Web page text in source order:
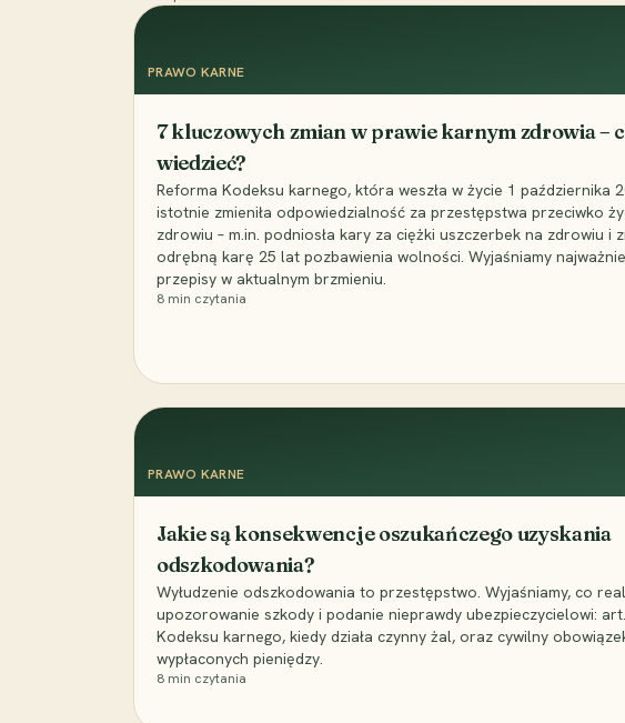
PRAWO KARNE
7 kluczowych zmian w prawie karnym zdrowia –
wiedzieć?
Reforma Kodeksu karnego, która weszła w życie 1 października
istotnie zmieniła odpowiedzialność za przestępstwa przeciwko
zdrowiu – m.in. podniosła kary za ciężki uszczerbek na zdrowiu i
odrębną karę 25 lat pozbawienia wolności. Wyjaśniamy
przepisy w aktualnym brzmieniu.
8 min czytania
PRAWO KARNE
Jakie są konsekwencje oszukańczego uzyskania
odszkodowania?
Wyłudzenie odszkodowania to przestępstwo. Wyjaśniamy, co
upozorowanie szkody i podanie nieprawdy ubezpieczycielowi:
Kodeksu karnego, kiedy działa czynny żal, oraz cywilny
wypłaconych pieniędzy.
8 min czytania